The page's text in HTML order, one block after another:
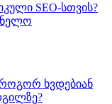
SEO-სთვის?
ხვდებიან